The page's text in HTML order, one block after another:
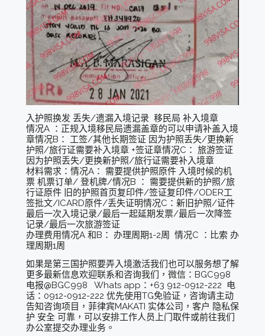
入护照换发 丢失/遗漏入境记录 移民局 补入境章
情况A ：正规入境移民局遗漏盖章的可以申请补盖入境
章情况B： 工签/其他长期签证 因为护照丢失/更换新
护照/旅行证需要补入境章 +签证章情况C： 旅游签证
因为护照丢失/更换新护照/旅行证需要补入境章
材料需求：情况A： 需要提供护照原件 入境时候的机
票 机票订单/ 登机牌/情况B ： 需要提供新的护照/旅
行证原件 旧的护照首页复印件/签证复印件/ODER工
签批文/ICARD原件/丢失证明情况C：新旧护照/证件
最后一次入境记录/最后一起延期发票/最后一次降签
记录/最后一次旅游签证
办理费用情况A 和B： 办理周期1-2周 情况C ：比索 办
理周期1周
如果是第三国护照要弄入境激活我们也可以服务想了解
更多最新信息欢迎联系和咨询我们，微信：BGC998
电报@BGC998 Whats app：+63 912-0912-222 电
话：0912-0912-222 优先使用TG免验证，咨询请主动
告知咨询项目，菲律宾MAKATI 实体公司，客户 隐私保
护 安全 可靠，可以安排工作人员上门取件或前往我们
办公室提交办理业务。